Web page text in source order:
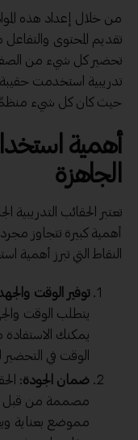
من خلال إعداد هذه
تقديم المحتوى والتفاعل
تحضير كل شيء من
تدريبية استخدمت حقيبة
حيث كان كل شيء
أهمية
الجاهزة
تعتبر الحقائب التدريبية
أهمية كبيرة تتجاوز
النقاط التي تبرز أهمية
توفير الوقت
يتطلب الوقت
يمكنك الاستفادة
الوقت في التحضير
ضمان الجودة:
مصممة من قبل
مموضع بعناية